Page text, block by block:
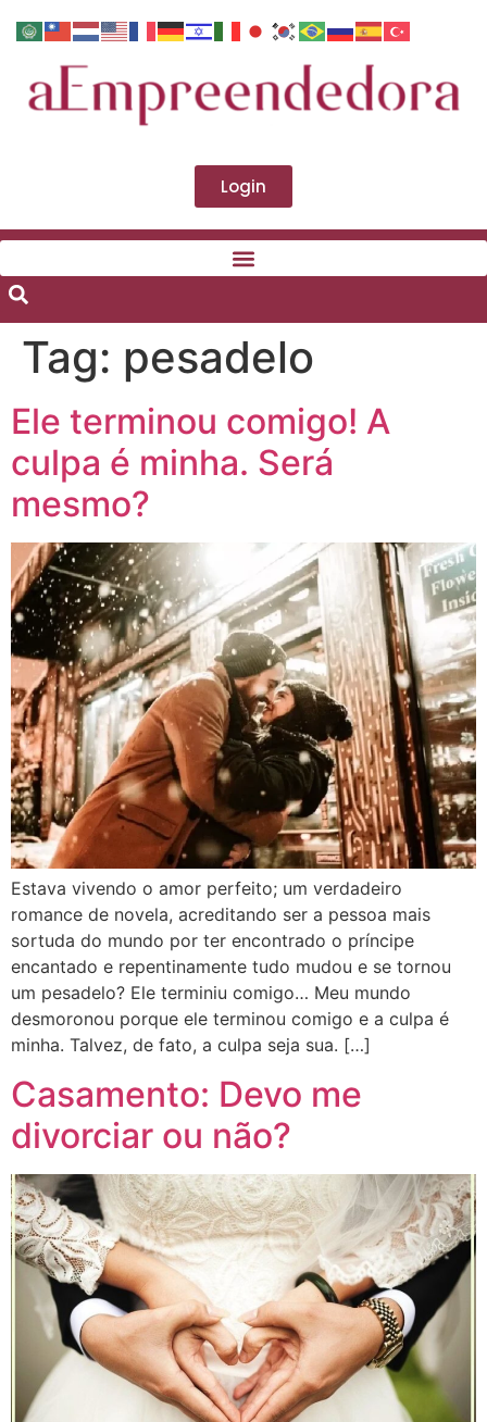
Login
Tag: pesadelo
Ele terminou comigo! A
culpa é minha. Será
mesmo?
Estava vivendo o amor perfeito; um verdadeiro
romance de novela, acreditando ser a pessoa mais
sortuda do mundo por ter encontrado o príncipe
encantado e repentinamente tudo mudou e se tornou
um pesadelo? Ele terminiu comigo… Meu mundo
desmoronou porque ele terminou comigo e a culpa é
minha. Talvez, de fato, a culpa seja sua. […]
Casamento: Devo me
divorciar ou não?